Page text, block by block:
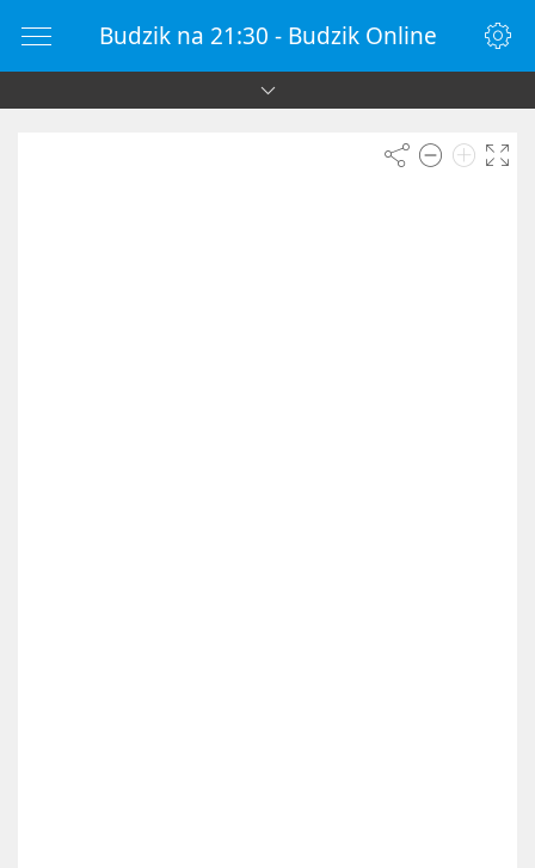
Budzik na 21:30 - Budzik Online